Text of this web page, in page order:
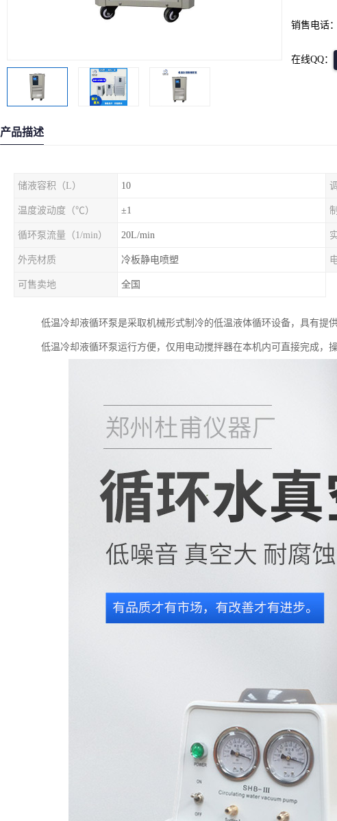
销售电话：
在线QQ：
产品描述
储液容积（L） 10
温度波动度（℃） ±1
循环泵流量（1/min） 20L/min
外壳材质 冷板静电喷塑
可售卖地 全国
低温冷却液循环泵是采取机械形式制冷的低温液体循环设备，具有提
低温冷却液循环泵运行方便，仅用电动搅拌器在本机内可直接完成，